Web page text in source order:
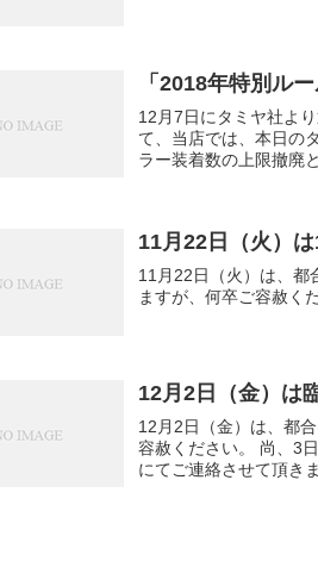
「2018年特別ル
12月7日にタミヤ社よ
て、当店では、本日の
ラー装着数の上限撤廃
11月22日（火）は
11月22日（火）は、都
ますが、何卒ご容赦く
12月2日（金）は
12月2日（金）は、都
容赦ください。 尚、3
にてご連絡させて頂き